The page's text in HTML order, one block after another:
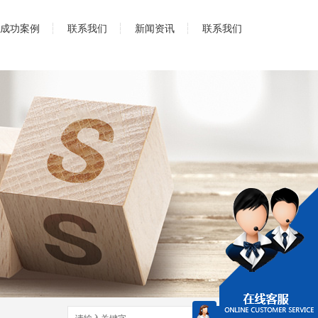
成功案例 联系我们 新闻资讯 联系我们